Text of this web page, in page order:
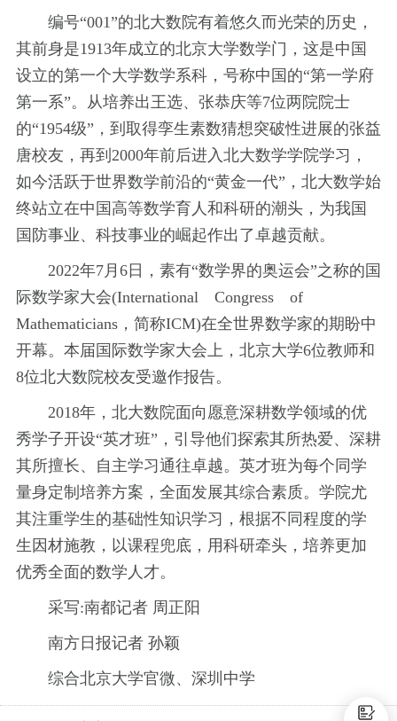
编号“001”的北大数院有着悠久而光荣的历史，
其前身是1913年成立的北京大学数学门，这是中国
设立的第一个大学数学系科，号称中国的“第一学府
第一系”。从培养出王选、张恭庆等7位两院院士
的“1954级”，到取得孪生素数猜想突破性进展的张益
唐校友，再到2000年前后进入北大数学学院学习，
如今活跃于世界数学前沿的“黄金一代”，北大数学始
终站立在中国高等数学育人和科研的潮头，为我国
国防事业、科技事业的崛起作出了卓越贡献。
2022年7月6日，素有“数学界的奥运会”之称的国
际数学家大会(International Congress of
Mathematicians，简称ICM)在全世界数学家的期盼中
开幕。本届国际数学家大会上，北京大学6位教师和
8位北大数院校友受邀作报告。
2018年，北大数院面向愿意深耕数学领域的优
秀学子开设“英才班”，引导他们探索其所热爱、深耕
其所擅长、自主学习通往卓越。英才班为每个同学
量身定制培养方案，全面发展其综合素质。学院尤
其注重学生的基础性知识学习，根据不同程度的学
生因材施教，以课程兜底，用科研牵头，培养更加
优秀全面的数学人才。
采写:南都记者 周正阳
南方日报记者 孙颖
综合北京大学官微、深圳中学